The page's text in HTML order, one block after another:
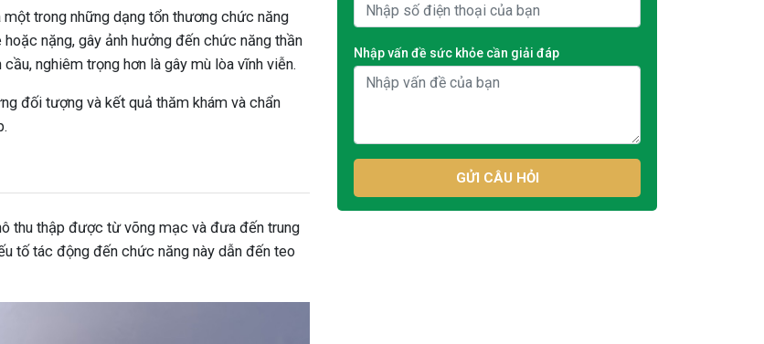
trong những dạng tổn thương chức năng
nặng, gây ảnh hưởng đến chức năng thần
nghiêm trọng hơn là gây mù lòa vĩnh viễn.
đối tượng và kết quả thăm khám và chẩn
thu thập được từ võng mạc và đưa đến trung
tố tác động đến chức năng này dẫn đến teo
Nhập vấn đề sức khỏe cần giải đáp
GỬI CÂU HỎI